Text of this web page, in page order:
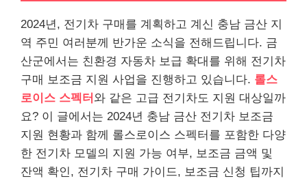
2024년, 전기차 구매를 계획하고 계신 충남 금산 지
역 주민 여러분께 반가운 소식을 전해드립니다. 금
산군에서는 친환경 자동차 보급 확대를 위해 전기차
구매 보조금 지원 사업을 진행하고 있습니다. 롤스
로이스 스펙터 와 같은 고급 전기차도 지원 대상일까
요? 이 글에서는 2024년 충남 금산 전기차 보조금
지원 현황과 함께 롤스로이스 스펙터를 포함한 다양
한 전기차 모델의 지원 가능 여부, 보조금 금액 및
잔액 확인, 전기차 구매 가이드, 보조금 신청 팁까지